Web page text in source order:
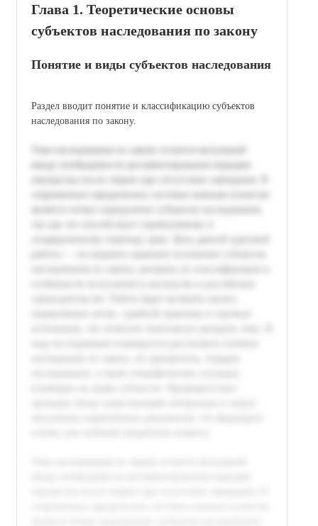
Глава 1. Теоретические основы
субъектов наследования по закону
Понятие и виды субъектов наследования
Раздел вводит понятие и классификацию субъектов
наследования по закону.